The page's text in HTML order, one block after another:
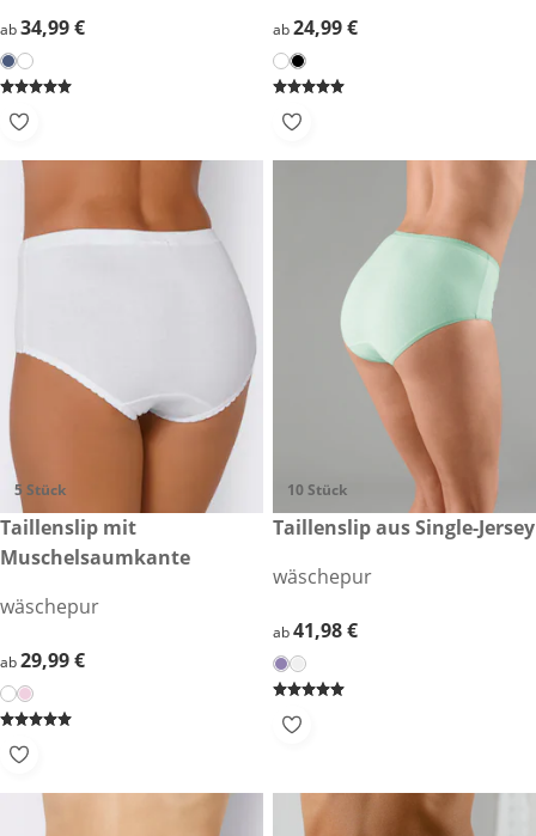
34,99 €
ab34,99 € 24,99 €
ab24,99 €
5 Stück
29,99 €
Taillenslip mit
Muschelsaumkante
wäschepur
29,99 €
ab29,99 €
10 Stück
41,98 €
Taillenslip aus Single-Jersey
wäschepur
41,98 €
ab41,98 €